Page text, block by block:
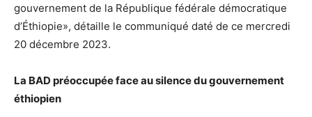
gouvernement de la République fédérale démocratique
d’Éthiopie», détaille le communiqué daté de ce mercredi
20 décembre 2023.
La BAD préoccupée face au silence du gouvernement
éthiopien